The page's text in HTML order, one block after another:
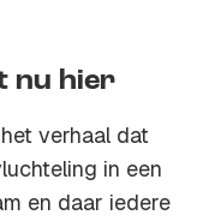
nu hier
verhaal dat
in een
en daar iedere